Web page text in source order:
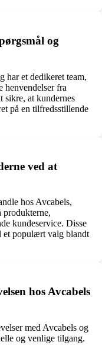
og
har et dedikeret team,
henvendelser fra
sikre, at kundernes
på en tilfredsstillende
ved at
hos Avcabels,
produkterne,
kundeservice. Disse
et populært valg blandt
hos Avcabels
med Avcabels og
og venlige tilgang.